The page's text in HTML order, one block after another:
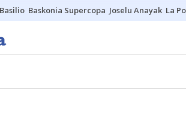
Baskonia Supercopa Joselu Anayak La